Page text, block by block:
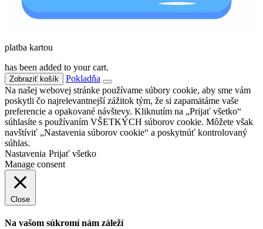
platba kartou
has been added to your cart.
Zobraziť košík
Pokladňa
Na našej webovej stránke používame súbory cookie, aby sme vám
poskytli čo najrelevantnejší zážitok tým, že si zapamätáme vaše
preferencie a opakované návštevy. Kliknutím na „Prijať všetko“
súhlasíte s používaním VŠETKÝCH súborov cookie. Môžete však
navštíviť „Nastavenia súborov cookie“ a poskytnúť kontrolovaný
súhlas.
Nastavenia Prijať všetko
Manage consent
Close
Na vašom súkromí nám záleží